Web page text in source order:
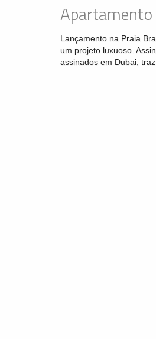
Apartamento
Lançamento na Praia
um projeto luxuoso.
assinados em Dubai,